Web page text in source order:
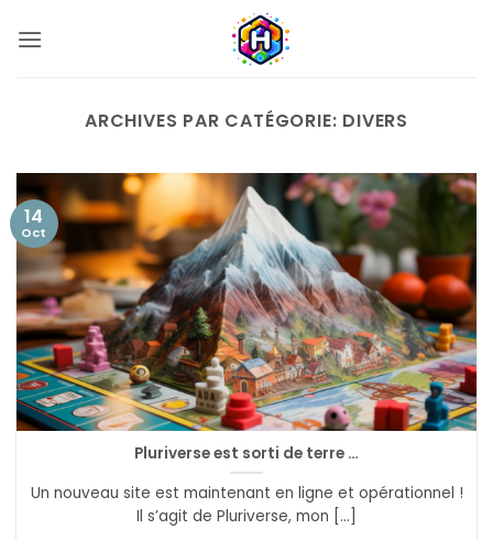
au
ARCHIVES PAR CATÉGORIE: DIVERS
Pluriverse est sorti de terre …
Un nouveau site est maintenant en ligne et opérationnel !
Il s’agit de Pluriverse, mon [...]
14
Oct